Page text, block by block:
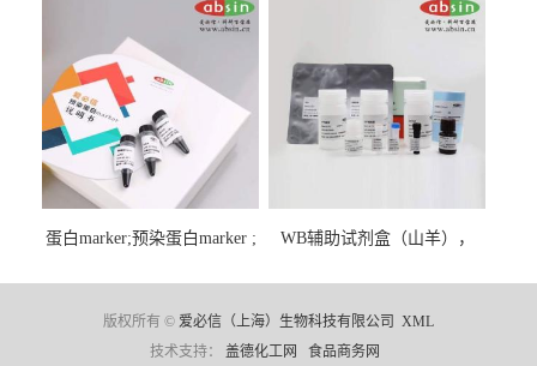
蛋白marker;预染蛋白marker ;
WB辅助试剂盒（山羊），
版权所有 © 爱必信（上海）生物科技有限公司 XML
技术支持： 盖德化工网 食品商务网